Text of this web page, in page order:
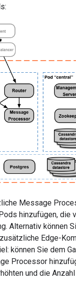
Message
hinzufügen, die
Alternativ können
Edge-
können Sie dem
Processor
und die